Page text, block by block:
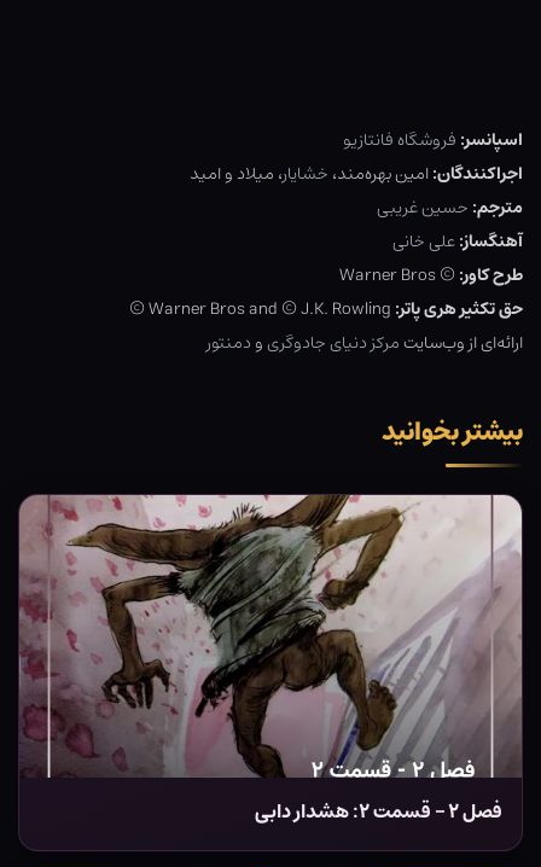
اسپانسر: فروشگاه فانتازیو
اجراکنندگان:امین بهره‌مند، خشایار، میلاد و امید
مترجم: حسین غریبی
آهنگساز:علی خانی
طرح کاور: © Warner Bros
حق تکثیر هری پاتر:
ارائه‌ای از وب‌سایتمرکز دنیای جادوگریو دمنتور
بیشتر بخوانید
فصل ۲ – قسمت ۲: هشدار ‌دابی